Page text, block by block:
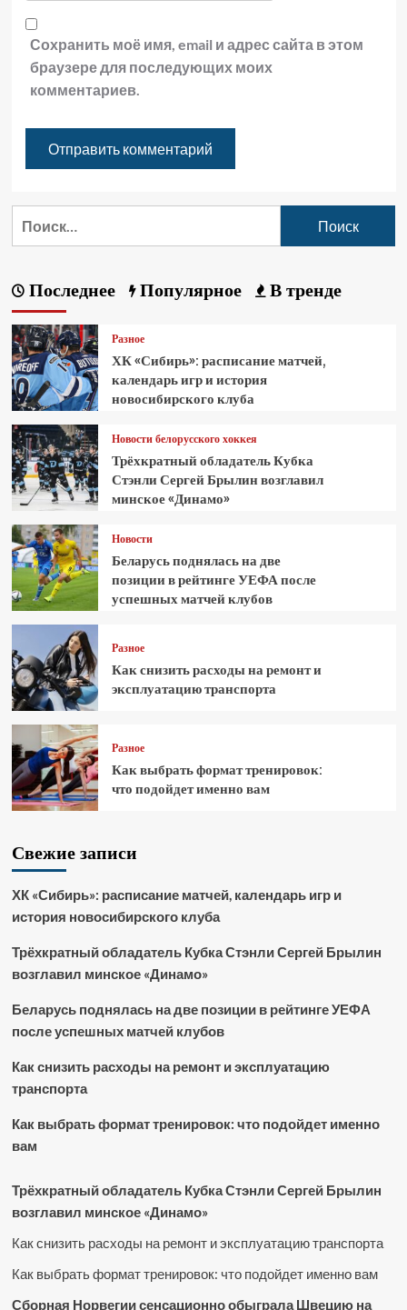
Сохранить моё имя, email и адрес сайта в этом
браузере для последующих моих
комментариев.
Последнее Популярное В тренде
Разное
ХК «Сибирь»: расписание матчей,
календарь игр и история
новосибирского клуба
Новости белорусского хоккея
Трёхкратный обладатель Кубка
Стэнли Сергей Брылин возглавил
минское «Динамо»
Новости
Беларусь поднялась на две
позиции в рейтинге УЕФА после
успешных матчей клубов
Разное
Как снизить расходы на ремонт и
эксплуатацию транспорта
Разное
Как выбрать формат тренировок:
что подойдет именно вам
Свежие записи
ХК «Сибирь»: расписание матчей, календарь игр и
история новосибирского клуба
Трёхкратный обладатель Кубка Стэнли Сергей Брылин
возглавил минское «Динамо»
Беларусь поднялась на две позиции в рейтинге УЕФА
после успешных матчей клубов
Как снизить расходы на ремонт и эксплуатацию
транспорта
Как выбрать формат тренировок: что подойдет именно
вам
Трёхкратный обладатель Кубка Стэнли Сергей Брылин
возглавил минское «Динамо»
Как снизить расходы на ремонт и эксплуатацию транспорта
Как выбрать формат тренировок: что подойдет именно вам
Сборная Норвегии сенсационно обыграла Швецию на